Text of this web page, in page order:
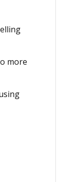
more
Window